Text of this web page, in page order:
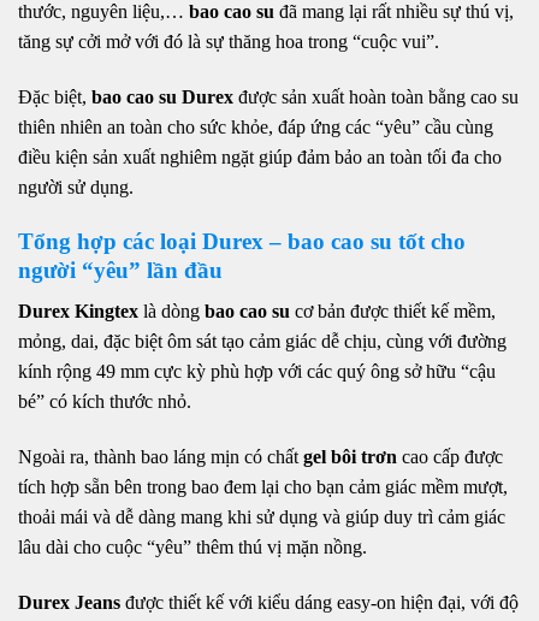
thước, nguyên liệu,… bao cao su đã mang lại rất nhiều sự thú vị,
tăng sự cởi mở với đó là sự thăng hoa trong “cuộc vui”.
Đặc biệt, bao cao su Durex được sản xuất hoàn toàn bằng cao su
thiên nhiên an toàn cho sức khỏe, đáp ứng các “yêu” cầu cùng
điều kiện sản xuất nghiêm ngặt giúp đảm bảo an toàn tối đa cho
người sử dụng.
Tổng hợp các loại Durex – bao cao su tốt cho
người “yêu” lần đầu
Durex Kingtex là dòng bao cao su cơ bản được thiết kế mềm,
mỏng, dai, đặc biệt ôm sát tạo cảm giác dễ chịu, cùng với đường
kính rộng 49 mm cực kỳ phù hợp với các quý ông sở hữu “cậu
bé” có kích thước nhỏ.
Ngoài ra, thành bao láng mịn có chất gel bôi trơn cao cấp được
tích hợp sẵn bên trong bao đem lại cho bạn cảm giác mềm mượt,
thoải mái và dễ dàng mang khi sử dụng và giúp duy trì cảm giác
lâu dài cho cuộc “yêu” thêm thú vị mặn nồng.
Durex Jeans được thiết kế với kiểu dáng easy-on hiện đại, với độ